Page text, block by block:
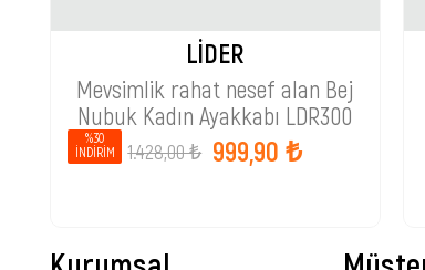
LİDER
Mevsimlik rahat nesef alan Bej
Nubuk Kadın Ayakkabı LDR300
999,90 ₺
1.428,00 ₺
%30
İNDIRIM